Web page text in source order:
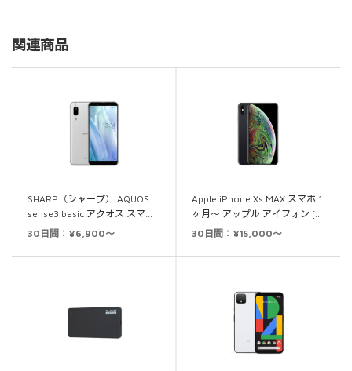
関連商品
SHARP（シャープ） AQUOS
sense3 basic アクオス スマ…
30日間：¥6,900～
Apple iPhone Xs MAX スマホ 1
ヶ月～ アップル アイフォン […
30日間：¥15,000～